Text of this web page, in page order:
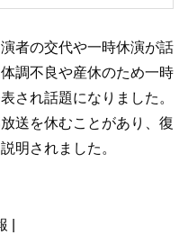
者の交代や一時休演が話
調不良や産休のため一時
され話題になりました。
送を休むことがあり、復
明されました。
|